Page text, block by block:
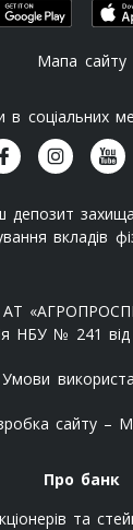
Мапа сайту
в соціальних
депозит
вкладів
НБУ № 241
Умови
сайту –
Про банк
та